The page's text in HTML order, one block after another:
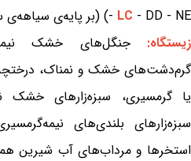
- LC - DD - NE) (بر پایه‌ی سیاهه‌ی سرخ IUCN)
زیستگاه:جنگل‌های خشک
گرم‌دشت‌های خشک و نمناک،
یا گرمسیری، سبزه‌زارهای خشک
سبزه‌زارهای بلندی‌های
استخرها و مرداب‌های آب شیرین